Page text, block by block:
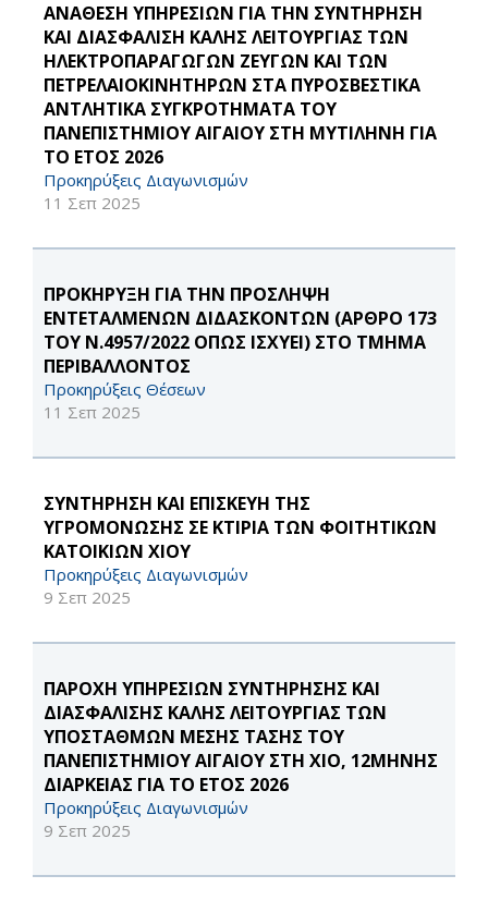
ΑΝΑΘΕΣΗ ΥΠΗΡΕΣΙΩΝ ΓΙΑ ΤΗΝ ΣΥΝΤΗΡΗΣΗ
ΚΑΙ ΔΙΑΣΦΑΛΙΣΗ ΚΑΛΗΣ ΛΕΙΤΟΥΡΓΙΑΣ ΤΩΝ
ΗΛΕΚΤΡΟΠΑΡΑΓΩΓΩΝ ΖΕΥΓΩΝ ΚΑΙ ΤΩΝ
ΠΕΤΡΕΛΑΙΟΚΙΝΗΤΗΡΩΝ ΣΤΑ ΠΥΡΟΣΒΕΣΤΙΚΑ
ΑΝΤΛΗΤΙΚΑ ΣΥΓΚΡΟΤΗΜΑΤΑ ΤΟΥ
ΠΑΝΕΠΙΣΤΗΜΙΟΥ ΑΙΓΑΙΟΥ ΣΤΗ ΜΥΤΙΛΗΝΗ ΓΙΑ
ΤΟ ΕΤΟΣ 2026
Προκηρύξεις Διαγωνισμών
11 Σεπ 2025
ΠΡΟΚΗΡΥΞΗ ΓΙΑ ΤΗΝ ΠΡΟΣΛΗΨΗ
ΕΝΤΕΤΑΛΜΕΝΩΝ ΔΙΔΑΣΚΟΝΤΩΝ (ΑΡΘΡΟ 173
ΤΟΥ Ν.4957/2022 ΟΠΩΣ ΙΣΧΥΕΙ) ΣΤΟ ΤΜΗΜΑ
ΠΕΡΙΒΑΛΛΟΝΤΟΣ
Προκηρύξεις Θέσεων
11 Σεπ 2025
ΣΥΝΤΗΡΗΣΗ ΚΑΙ ΕΠΙΣΚΕΥΗ ΤΗΣ
ΥΓΡΟΜΟΝΩΣΗΣ ΣΕ ΚΤΙΡΙΑ ΤΩΝ ΦΟΙΤΗΤΙΚΩΝ
ΚΑΤΟΙΚΙΩΝ ΧΙΟΥ
Προκηρύξεις Διαγωνισμών
9 Σεπ 2025
ΠΑΡΟΧΗ ΥΠΗΡΕΣΙΩΝ ΣΥΝΤΗΡΗΣΗΣ ΚΑΙ
ΔΙΑΣΦΑΛΙΣΗΣ ΚΑΛΗΣ ΛΕΙΤΟΥΡΓΙΑΣ ΤΩΝ
ΥΠΟΣΤΑΘΜΩΝ ΜΕΣΗΣ ΤΑΣΗΣ ΤΟΥ
ΠΑΝΕΠΙΣΤΗΜΙΟΥ ΑΙΓΑΙΟΥ ΣΤΗ ΧΙΟ, 12ΜΗΝΗΣ
ΔΙΑΡΚΕΙΑΣ ΓΙΑ ΤΟ ΕΤΟΣ 2026
Προκηρύξεις Διαγωνισμών
9 Σεπ 2025